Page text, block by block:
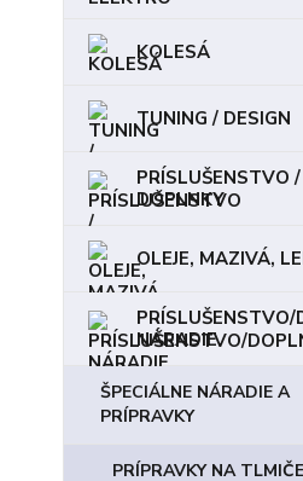
KOLESÁ
TUNING / DESIGN
PRÍSLUŠENSTVO /
DOPLNKY
OLEJE, MAZIVÁ,
PRÍSLUŠENSTVO/
NÁRADIE
ŠPECIÁLNE NÁRADIE A
PRÍPRAVKY
PRÍPRAVKY NA TLMIČE